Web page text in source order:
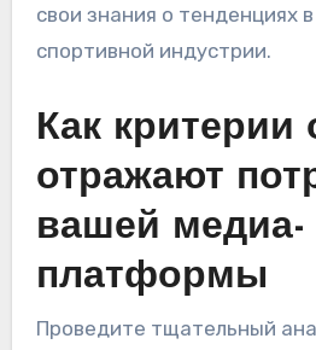
свои знания о тенденциях
спортивной индустрии.
Как критерии
отражают
вашей медиа-
платформы
Проведите тщательный